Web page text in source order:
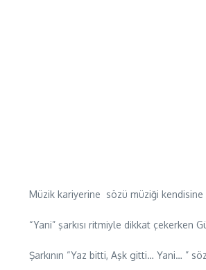
Müzik kariyerine sözü müziği kendisine
“Yani” şarkısı ritmiyle dikkat çekerken
Şarkının “Yaz bitti, Aşk gitti… Yani… ”